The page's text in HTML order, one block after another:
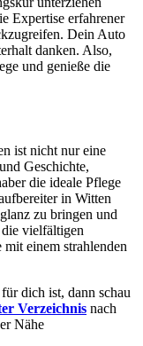
Expertise erfahrener
Dein Auto
danken. Also,
und genieße die
ist nicht nur eine
Geschichte,
die ideale Pflege
in Witten
zu bringen und
vielfältigen
mit einem strahlenden
dich ist, dann schau
Verzeichnis nach
Nähe